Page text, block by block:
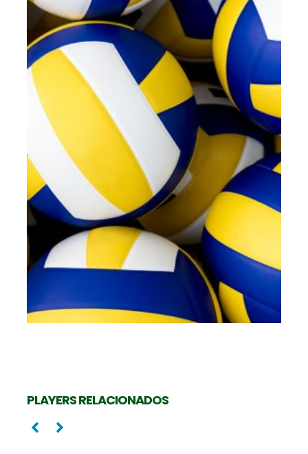
PLAYERS RELACIONADOS
Oposta